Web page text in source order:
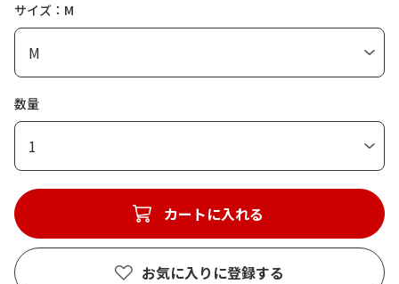
サイズ：M
数量
1
カートに入れる
お気に入りに登録する